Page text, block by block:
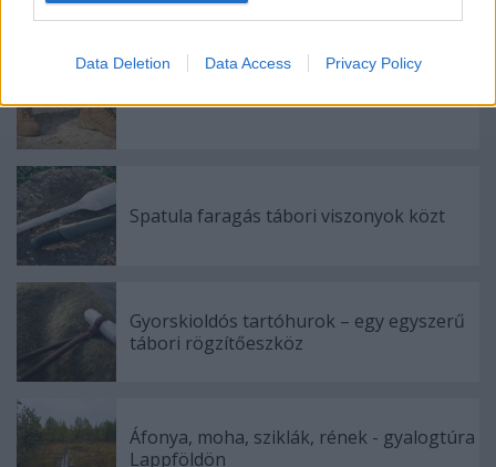
Data Deletion Data Access Privacy Policy
Ajánlott bejegyzések:
Smith & Wesson Breach 2.0 SZ bakancs
Spatula faragás tábori viszonyok közt
Gyorskioldós tartóhurok – egy egyszerű
tábori rögzítőeszköz
Áfonya, moha, sziklák, rének - gyalogtúra
Lappföldön